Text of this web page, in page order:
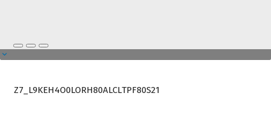
Z7_L9KEH4O0LORH80ALCLTPF80S21